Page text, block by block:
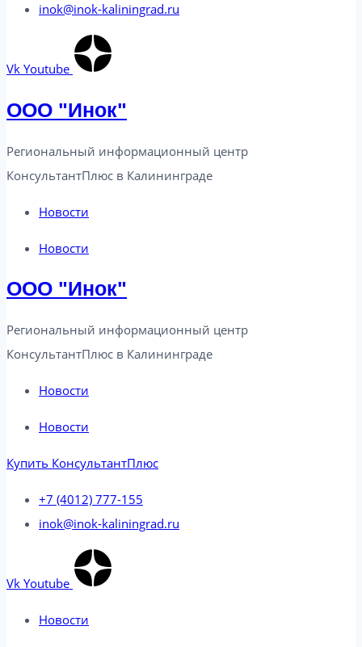
inok@inok-kaliningrad.ru
Vk Youtube
ООО "Инок"
Региональный информационный центр
КонсультантПлюс в Калининграде​
Новости
Новости
ООО "Инок"
Региональный информационный центр
КонсультантПлюс в Калининграде​
Новости
Новости
Купить КонсультантПлюс
+7 (4012) 777-155
inok@inok-kaliningrad.ru
Vk Youtube
Новости